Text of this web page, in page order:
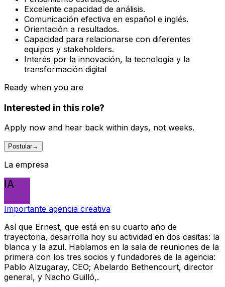
Excelente capacidad de análisis.
Comunicación efectiva en español e inglés.
Orientación a resultados.
Capacidad para relacionarse con diferentes
equipos y stakeholders.
Interés por la innovación, la tecnología y la
transformación digital
Ready when you are
Interested in this role?
Apply now and hear back within days, not weeks.
Postular→
La empresa
IA
Importante agencia creativa
Así que Ernest, que está en su cuarto año de
trayectoria, desarrolla hoy su actividad en dos casitas: la
blanca y la azul. Hablamos en la sala de reuniones de la
primera con los tres socios y fundadores de la agencia:
Pablo Alzugaray, CEO; Abelardo Bethencourt, director
general, y Nacho Guilló,.